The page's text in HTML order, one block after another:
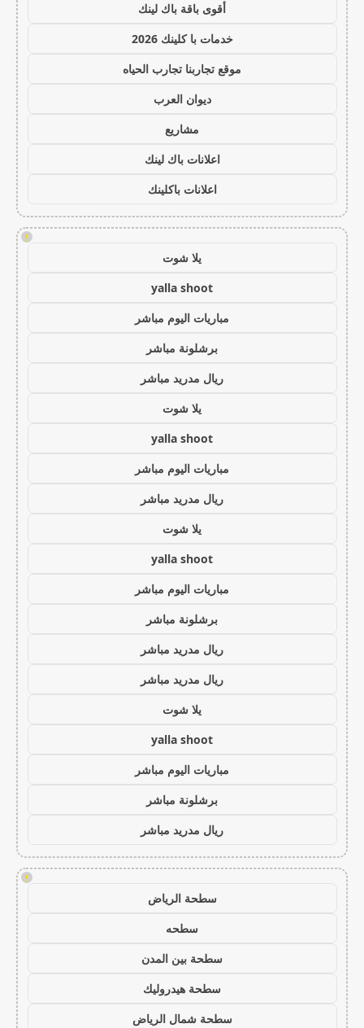
أقوى باقة باك لينك
خدمات با كلينك 2026
موقع تجاربنا تجارب الحياه
ديوان العرب
مشاريع
اعلانات باك لينك
اعلانات باكلينك
!
يلا شوت
yalla shoot
مباريات اليوم مباشر
برشلونة مباشر
ريال مدريد مباشر
يلا شوت
yalla shoot
مباريات اليوم مباشر
ريال مدريد مباشر
يلا شوت
yalla shoot
مباريات اليوم مباشر
برشلونة مباشر
ريال مدريد مباشر
ريال مدريد مباشر
يلا شوت
yalla shoot
مباريات اليوم مباشر
برشلونة مباشر
ريال مدريد مباشر
!
سطحة الرياض
سطحه
سطحة بين المدن
سطحة هيدروليك
سطحة شمال الرياض